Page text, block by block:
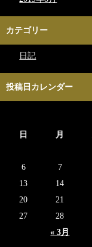
カテゴリー
日記
投稿日カレンダー
日 月
« 3月
6
7
13
14
20
21
27
28